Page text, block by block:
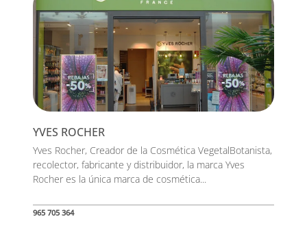
YVES ROCHER
Yves Rocher, Creador de la Cosmética VegetalBotanista,
recolector, fabricante y distribuidor, la marca Yves
Rocher es la única marca de cosmética...
965 705 364